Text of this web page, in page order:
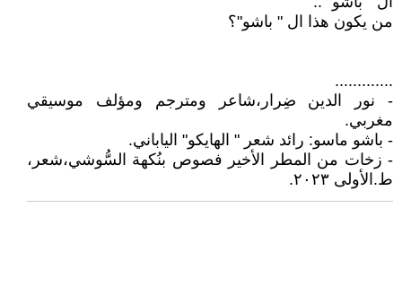
من يكون هذا ال " باشو"؟
.............
- نور الدين ضِرار،شاعر ومترجم ومؤلف موسيقي
مغربي.
- باشو ماسو: رائد شعر " الهايكو" الياباني.
- زخات من المطر الأخير فصوص بنُكهة السُّوشي،شعر،
ط.الأولى ٢٠٢٣.